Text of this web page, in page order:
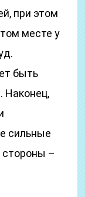
при этом
месте у
быть
Наконец,
сильные
–